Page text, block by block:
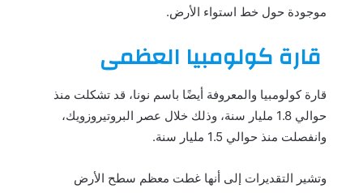
موجودة حول خط استواء الأرض.
قارة كولومبيا العظمى
قارة كولومبيا والمعروفة أيضًا باسم نونا، قد تشكلت منذ
حوالي 1.8 مليار سنة، وذلك خلال عصر البروتيروزويك،
وانفصلت منذ حوالي 1.5 مليار سنة.
وتشير التقديرات إلى أنها غطت معظم سطح الأرض